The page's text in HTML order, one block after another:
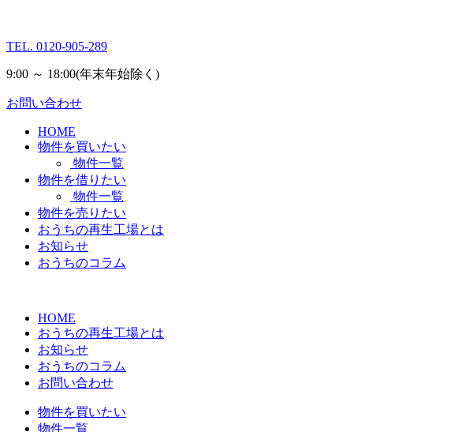
TEL. 0120-905-289
9:00 ～ 18:00(年末年始除く)
お問い合わせ
HOME
物件を買いたい
物件一覧
物件を借りたい
物件一覧
物件を売りたい
おうちの再生工場とは
お知らせ
おうちのコラム
HOME
おうちの再生工場とは
お知らせ
おうちのコラム
お問い合わせ
物件を買いたい
物件一覧